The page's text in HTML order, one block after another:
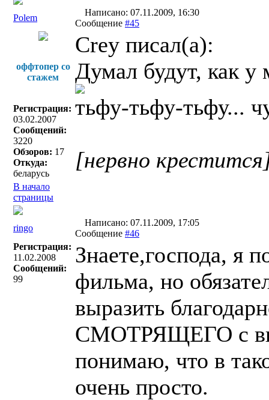
Polem
Написано: 07.11.2009, 16:30
Сообщение #45
оффтопер со
стажем
Регистрация:
03.02.2007
Сообщений:
3220
Обзоров: 17
Откуда:
беларусь
Crey писал(a):
Думал будут, как
тьфу-тьфу-тьфу...
[нервно
В начало
страницы
ringo
Написано: 07.11.2009, 17:05
Сообщение #46
Регистрация:
11.02.2008
Сообщений:
99
Знаете,господа, я
фильма, но
выразить
СМОТРЯЩЕГО с
понимаю, что в
очень просто.